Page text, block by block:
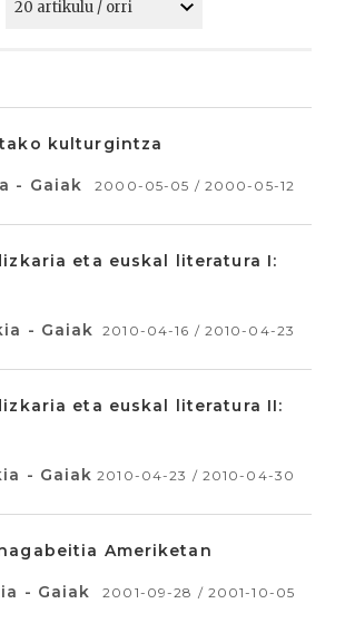
kulturgintza
- Gaiak 2000-05-05 / 2000-05-12
eta euskal literatura I:
- Gaiak 2010-04-16 / 2010-04-23
eta euskal literatura II:
- Gaiak 2010-04-23 / 2010-04-30
Ameriketan
- Gaiak 2001-09-28 / 2001-10-05